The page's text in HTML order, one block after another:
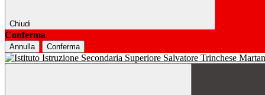
Chiudi
Conferma
Annulla Conferma